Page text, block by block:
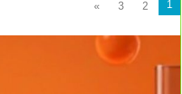
1
2
3
»